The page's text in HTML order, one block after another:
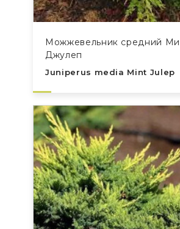
Можжевельник средний
Джулеп
Juniperus media Mint Julep